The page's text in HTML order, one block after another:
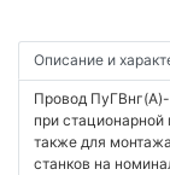
Описание и
Провод ПуГВнг(А)-
при стационарной
также для
станков на